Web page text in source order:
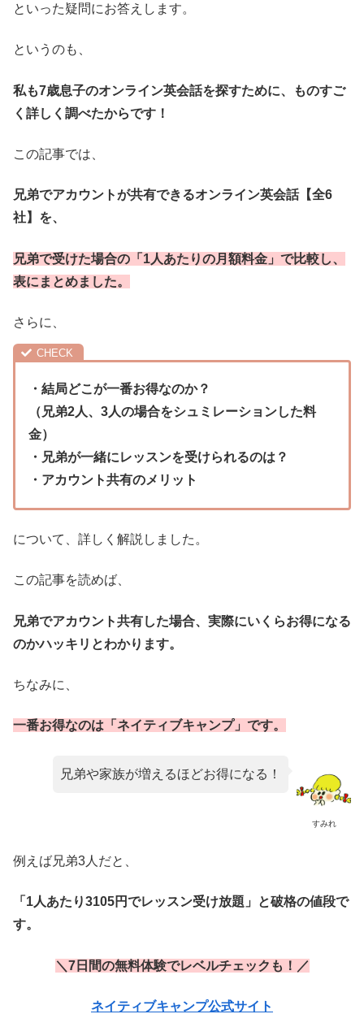
といった疑問にお答えします。
というのも、
私も7歳息子のオンライン英会話を探すために、ものすご
く詳しく調べたからです！
この記事では、
兄弟でアカウントが共有できるオンライン英会話【全6
社】を、
兄弟で受けた場合の「1人あたりの月額料金」で比較し、
表にまとめました。
さらに、
・結局どこが一番お得なのか？
（兄弟2人、3人の場合をシュミレーションした料
金）
・兄弟が一緒にレッスンを受けられるのは？
・アカウント共有のメリット
について、詳しく解説しました。
この記事を読めば、
兄弟でアカウント共有した場合、実際にいくらお得になる
のかハッキリとわかります。
ちなみに、
一番お得なのは「ネイティブキャンプ」です。
すみれ
兄弟や家族が増えるほどお得になる！
例えば兄弟3人だと、
「1人あたり3105円でレッスン受け放題」と破格の値段で
す。
＼7日間の無料体験でレベルチェックも！／
ネイティブキャンプ公式サイト